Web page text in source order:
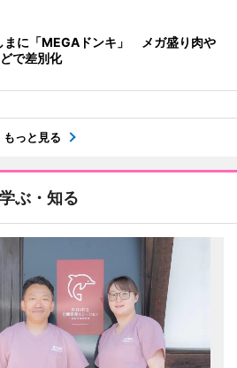
まに「MEGAドンキ」 メガ盛り肉や
で差別化
もっと見る
学ぶ・知る